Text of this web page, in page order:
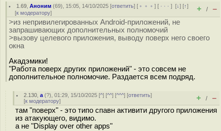
1.69 ,Аноним (69), 15:05, 14/10/2025 [ответить] [ ﹢﹢﹢] [ · · ·][↓] [↑]
[к модератору] + / –
>из непривилегированных Android-приложений, не
запрашивающих дополнительных полномочий
>вызову целевого приложения, выводу поверх него своего
окна
Акадэмики!
"Работа поверх других приложений" - это совсем не
дополнительное полномочие. Раздается всем подряд.
2.130 ,а (?), 01:29, 15/10/2025 [^] [^^] [^^^] [ответить]
[к модератору] + / –
там "поверх" - это типо спавн активити другого приложения
из атакующего, видимо.
а не "Display over other apps"